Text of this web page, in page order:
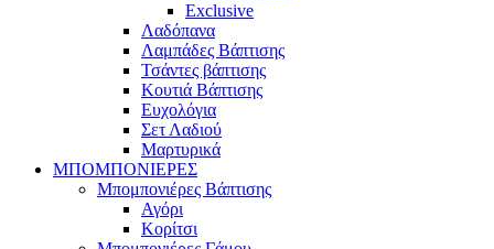
Exclusive
Λαδόπανα
Λαμπάδες Βάπτισης
Τσάντες βάπτισης
Κουτιά Βάπτισης
Ευχολόγια
Σετ Λαδιού
Μαρτυρικά
ΜΠΟΜΠΟΝΙΕΡΕΣ
Μπομπονιέρες Βάπτισης
Αγόρι
Κορίτσι